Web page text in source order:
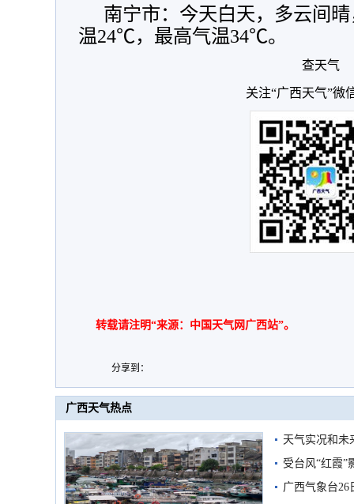
南宁市：今天白天，多云间
温24℃，最高气温34℃。
查天气
关注“广西天气”微
转载请注明“来源：中国天气网广西站”。
分享到：
广西天气热点
天气实况和未
受台风“红霞”
有较强降雨
广西气象台26